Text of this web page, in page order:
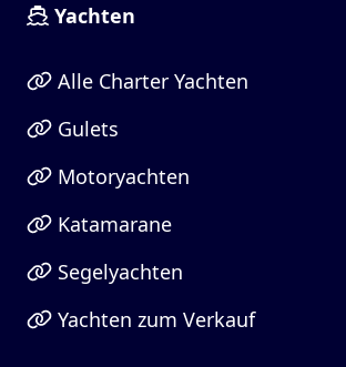
Yachten
Alle Charter Yachten
Gulets
Motoryachten
Katamarane
Segelyachten
Yachten zum Verkauf